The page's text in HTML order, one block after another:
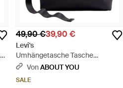
49,90 €39,90 €
Levi's
Umhängetasche Tasche
ALEXANDRA B - Schwarz
VonABOUT YOU
SALE